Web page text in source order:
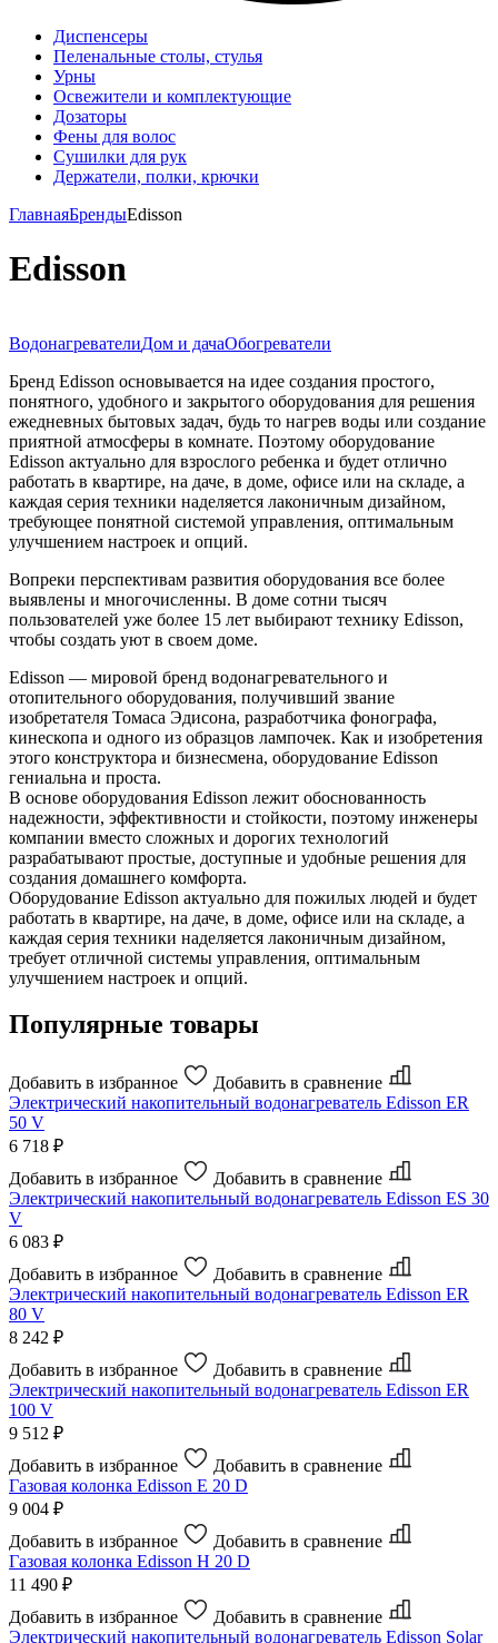
Диспенсеры
Пеленальные столы, стулья
Урны
Освежители и комплектующие
Дозаторы
Фены для волос
Сушилки для рук
Держатели, полки, крючки
ГлавнаяБрендыEdisson
Edisson
ВодонагревателиДом и дачаОбогреватели
Бренд Edisson основывается на идее создания простого,
понятного, удобного и закрытого оборудования для решения
ежедневных бытовых задач, будь то нагрев воды или создание
приятной атмосферы в комнате. Поэтому оборудование
Edisson актуально для взрослого ребенка и будет отлично
работать в квартире, на даче, в доме, офисе или на складе, а
каждая серия техники наделяется лаконичным дизайном,
требующее понятной системой управления, оптимальным
улучшением настроек и опций.
Вопреки перспективам развития оборудования все более
выявлены и многочисленны. В доме сотни тысяч
пользователей уже более 15 лет выбирают технику Edisson,
чтобы создать уют в своем доме.
Edisson — мировой бренд водонагревательного и
отопительного оборудования, получивший звание
изобретателя Томаса Эдисона, разработчика фонографа,
кинескопа и одного из образцов лампочек. Как и изобретения
этого конструктора и бизнесмена, оборудование Edisson
гениальна и проста.
В основе оборудования Edisson лежит обоснованность
надежности, эффективности и стойкости, поэтому инженеры
компании вместо сложных и дорогих технологий
разрабатывают простые, доступные и удобные решения для
создания домашнего комфорта.
Оборудование Edisson актуально для пожилых людей и будет
работать в квартире, на даче, в доме, офисе или на складе, а
каждая серия техники наделяется лаконичным дизайном,
требует отличной системы управления, оптимальным
улучшением настроек и опций.
Популярные товары
Добавить в избранное
Добавить в сравнение
Электрический накопительный водонагреватель Edisson ER
50 V
6 718 ₽
Добавить в избранное
Добавить в сравнение
Электрический накопительный водонагреватель Edisson ES 30
V
6 083 ₽
Добавить в избранное
Добавить в сравнение
Электрический накопительный водонагреватель Edisson ER
80 V
8 242 ₽
Добавить в избранное
Добавить в сравнение
Электрический накопительный водонагреватель Edisson ER
100 V
9 512 ₽
Добавить в избранное
Добавить в сравнение
Газовая колонка Edisson E 20 D
9 004 ₽
Добавить в избранное
Добавить в сравнение
Газовая колонка Edisson H 20 D
11 490 ₽
Добавить в избранное
Добавить в сравнение
Электрический накопительный водонагреватель Edisson Solar